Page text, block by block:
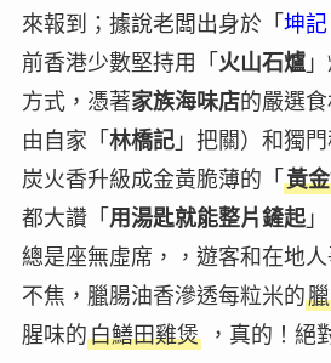
來報到；據說老闆出身於「 坤
前香港少數堅持用「 火山石爐
方式，憑著家族海味店的嚴選
由自家「 林橋記」把關）和獨
炭火香升級成金黃脆薄的「 黃
都大讚「 用湯匙就能整片鏟起」
總是座無虛席，，遊客和在地
不焦，臘腸油香滲透每粒米的
腥味的白鱔田雞煲，真的！絕